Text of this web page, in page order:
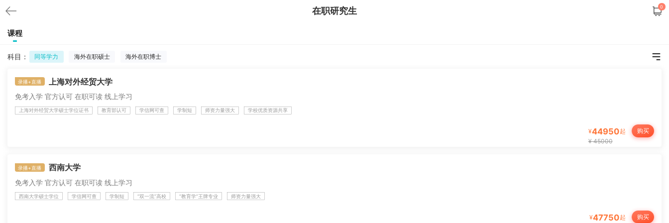
在职研究生 0
课程
科目： 同等学力 海外在职硕士 海外在职博士
录播+直播 上海对外经贸大学
免考入学 官方认可 在职可读 线上学习
上海对外经贸大学硕士学位证书 教育部认可 学信网可查 学制短 师资力量强大 学校优质资源共享
¥44950起
购买
¥ 45000
录播+直播 西南大学
免考入学 官方认可 在职可读 线上学习
西南大学硕士学位 学信网可查 学制短 “双一流”高校 “教育学”王牌专业 师资力量强大
¥47750起
购买